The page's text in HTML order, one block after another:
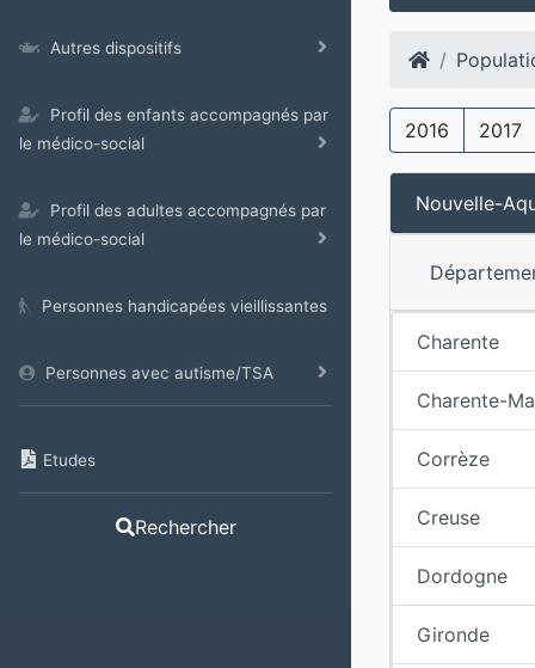
Autres dispositifs
Profil des enfants accompagnés par
le médico-social
Profil des adultes accompagnés par
le médico-social
Personnes handicapées vieillissantes
Personnes avec autisme/TSA
Etudes
Rechercher
2016 2017
Nouvelle-
Charente
Charente-
Corrèze
Creuse
Dordogne
Gironde